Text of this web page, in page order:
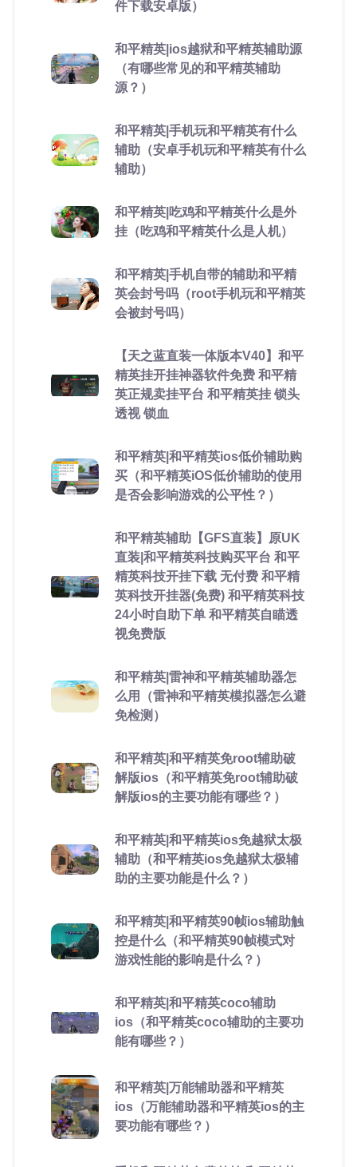
件下载安卓版）
和平精英|ios越狱和平精英辅助源
（有哪些常见的和平精英辅助
源？）
和平精英|手机玩和平精英有什么
辅助（安卓手机玩和平精英有什么
辅助）
和平精英|吃鸡和平精英什么是外
挂（吃鸡和平精英什么是人机）
和平精英|手机自带的辅助和平精
英会封号吗（root手机玩和平精英
会被封号吗）
【天之蓝直装一体版本V40】和平
精英挂开挂神器软件免费 和平精
英正规卖挂平台 和平精英挂 锁头
透视 锁血
和平精英|和平精英ios低价辅助购
买（和平精英iOS低价辅助的使用
是否会影响游戏的公平性？）
和平精英辅助【GFS直装】原UK
直装|和平精英科技购买平台 和平
精英科技开挂下载 无付费 和平精
英科技开挂器(免费) 和平精英科技
24小时自助下单 和平精英自瞄透
视免费版
和平精英|雷神和平精英辅助器怎
么用（雷神和平精英模拟器怎么避
免检测）
和平精英|和平精英免root辅助破
解版ios（和平精英免root辅助破
解版ios的主要功能有哪些？）
和平精英|和平精英ios免越狱太极
辅助（和平精英ios免越狱太极辅
助的主要功能是什么？）
和平精英|和平精英90帧ios辅助触
控是什么（和平精英90帧模式对
游戏性能的影响是什么？）
和平精英|和平精英coco辅助
ios（和平精英coco辅助的主要功
能有哪些？）
和平精英|万能辅助器和平精英
ios（万能辅助器和平精英ios的主
要功能有哪些？）